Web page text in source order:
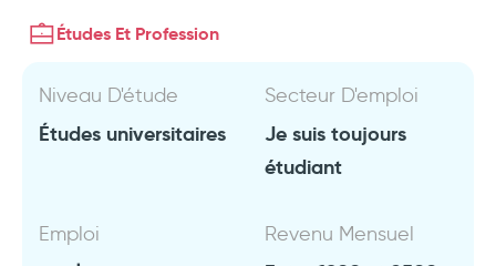
Études Et Profession
Niveau D'étude
Études universitaires
Secteur D'emploi
Je suis toujours
étudiant
Emploi Revenu Mensuel